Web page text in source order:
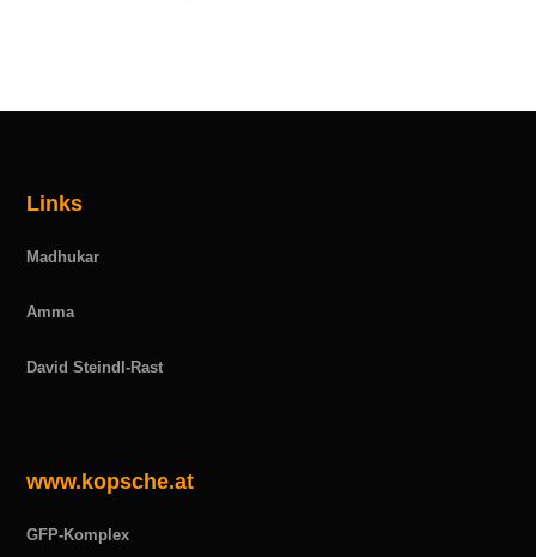
Links
Madhukar
Amma
David Steindl-Rast
www.kopsche.at
GFP-Komplex